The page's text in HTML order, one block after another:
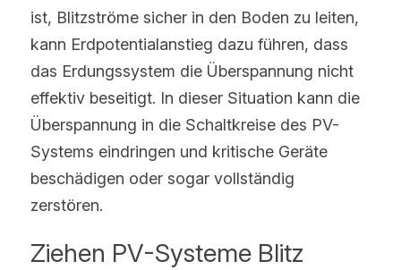
ist, Blitzströme sicher in den Boden zu leiten,
kann Erdpotentialanstieg dazu führen, dass
das Erdungssystem die Überspannung nicht
effektiv beseitigt. In dieser Situation kann die
Überspannung in die Schaltkreise des PV-
Systems eindringen und kritische Geräte
beschädigen oder sogar vollständig
zerstören.
Ziehen PV-Systeme Blitz